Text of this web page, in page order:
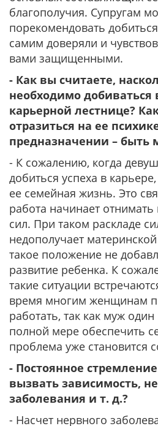
благополучия. Супругам
порекомендовать
самим доверяли и
вами защищенными.
- Как вы считаете,
необходимо добиваться
карьерной лестнице?
отразиться на ее
предназначении – быть
- К сожалению, когда
добиться успеха в
ее семейная жизнь. Это
работа начинает
сил. При таком раскладе
недополучает
такое положение не
развитие ребенка. К
такие ситуации
время многим женщинам
работать, так как муж
полной мере обеспечить
проблема уже становится
- Постоянное
вызвать зависимость,
заболевания и т. д.?
- Насчет нервного